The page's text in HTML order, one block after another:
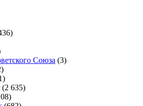
Союза (3)
(2 635)